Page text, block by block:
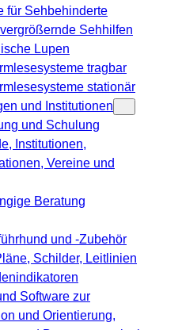
für Sehbehinderte
Sehhilfen
Lupen
tragbar
stationär
und Institutionen
und Schulung
Institutionen,
Vereine und
Beratung
und -Zubehör
Schilder, Leitlinien
Software zur
und Orientierung,